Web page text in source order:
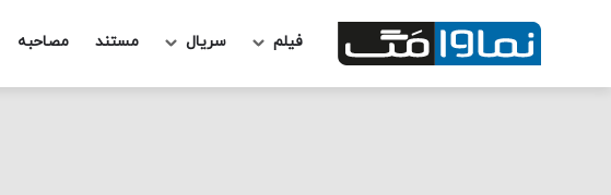
فیلم سریال مستند مصاحبه